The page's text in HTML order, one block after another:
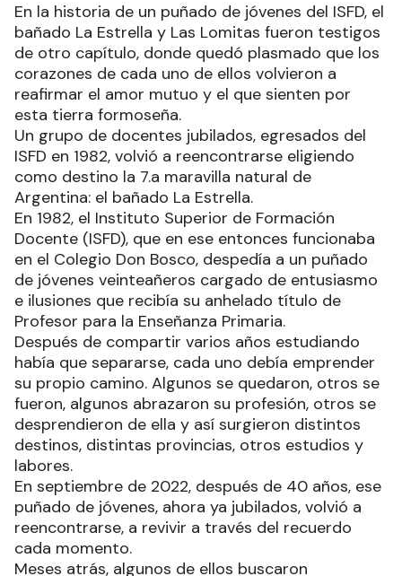
En la historia de un puñado de jóvenes del ISFD, el
bañado La Estrella y Las Lomitas fueron testigos
de otro capítulo, donde quedó plasmado que los
corazones de cada uno de ellos volvieron a
reafirmar el amor mutuo y el que sienten por
esta tierra formoseña.
Un grupo de docentes jubilados, egresados del
ISFD en 1982, volvió a reencontrarse eligiendo
como destino la 7.a maravilla natural de
Argentina: el bañado La Estrella.
En 1982, el Instituto Superior de Formación
Docente (ISFD), que en ese entonces funcionaba
en el Colegio Don Bosco, despedía a un puñado
de jóvenes veinteañeros cargado de entusiasmo
e ilusiones que recibía su anhelado título de
Profesor para la Enseñanza Primaria.
Después de compartir varios años estudiando
había que separarse, cada uno debía emprender
su propio camino. Algunos se quedaron, otros se
fueron, algunos abrazaron su profesión, otros se
desprendieron de ella y así surgieron distintos
destinos, distintas provincias, otros estudios y
labores.
En septiembre de 2022, después de 40 años, ese
puñado de jóvenes, ahora ya jubilados, volvió a
reencontrarse, a revivir a través del recuerdo
cada momento.
Meses atrás, algunos de ellos buscaron